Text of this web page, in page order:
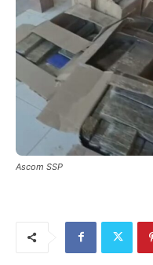
Ascom SSP